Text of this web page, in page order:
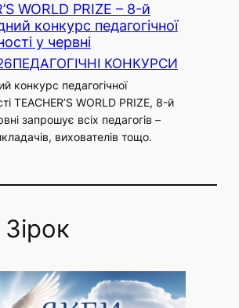
WORLD PRIZE – 8-й
конкурс педагогічної
у червні
ПЕДАГОГІЧНІ КОНКУРСИ
конкурс педагогічної
TEACHER’S WORLD PRIZE, 8-й
запрошує всіх педагогів –
вихователів тощо.